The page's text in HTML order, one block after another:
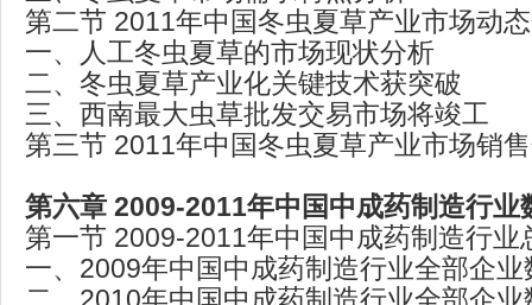
第二节 2011年中国冬虫夏草产业市场动
一、人工冬虫夏草的市场现状分析
二、冬虫夏草产业化关键技术获突破
三、西南最大虫草批发交易市场将竣工
第三节 2011年中国冬虫夏草产业市场销
第六章 2009-2011年中国中成药制造行业
第一节 2009-2011年中国中成药制造行业
一、2009年中国中成药制造行业全部企业